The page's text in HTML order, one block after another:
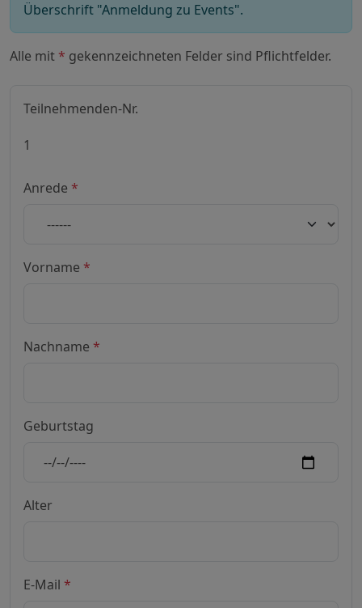
Überschrift "Anmeldung zu Events".
Alle mit * gekennzeichneten Felder sind Pflichtfelder.
Teilnehmenden-Nr.
Anrede *
Vorname *
Nachname *
Geburtstag
Alter
E-Mail *